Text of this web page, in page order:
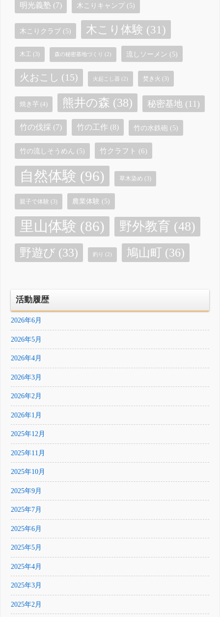
明光義塾 (7) 木こりキャンプ (5)
木こりクラブ (5) 木こり体験 (31)
木工 (3) 森の秘密基地づくり (2) 流しソーメン (5)
火おこし (15) 火起こし器 (2) 焚き火 (3)
焼き芋 (4) 熊井の森 (38) 秘密基地 (11)
竹の伐採 (7) 竹の工作 (8) 竹の水鉄砲 (5)
竹の流しそうめん (5) 竹クラフト (6)
自然体験 (96) 草木染め (3)
親子で体験 (3) 農業体験 (5)
里山体験 (86) 野外教育 (48)
野遊び (33) 釣り (2) 鳩山町 (36)
活動履歴
2026年6月
2026年5月
2026年4月
2026年3月
2026年2月
2026年1月
2025年12月
2025年11月
2025年10月
2025年9月
2025年7月
2025年6月
2025年5月
2025年4月
2025年3月
2025年2月